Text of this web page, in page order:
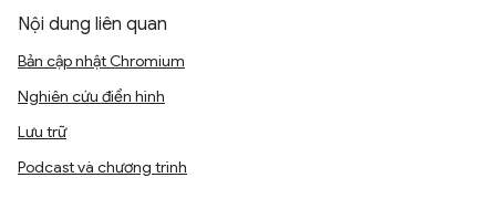
Nội dung liên quan
Bản cập nhật Chromium
Nghiên cứu điển hình
Lưu trữ
Podcast và chương trình